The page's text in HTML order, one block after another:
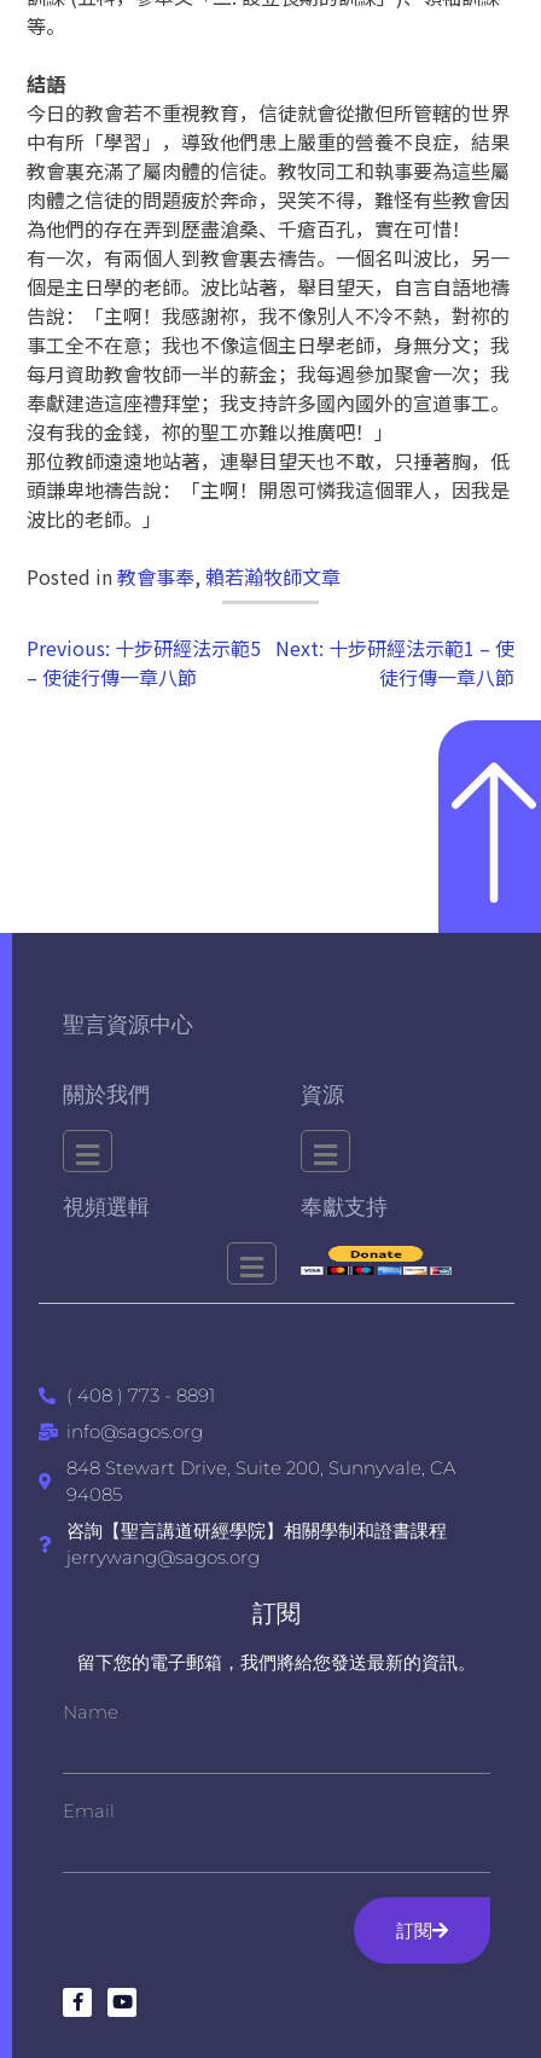
等。
結語
今日的教會若不重視教育，信徒就會從撒但所管轄的世界
中有所「學習」，導致他們患上嚴重的營養不良症，結果
教會裏充滿了屬肉體的信徒。教牧同工和執事要為這些屬
肉體之信徒的問題疲於奔命，哭笑不得，難怪有些教會因
為他們的存在弄到歷盡滄桑、千瘡百孔，實在可惜！
有一次，有兩個人到教會裏去禱告。一個名叫波比，另一
個是主日學的老師。波比站著，舉目望天，自言自語地禱
告說：「主啊！我感謝祢，我不像別人不冷不熱，對祢的
事工全不在意；我也不像這個主日學老師，身無分文；我
每月資助教會牧師一半的薪金；我每週參加聚會一次；我
奉獻建造這座禮拜堂；我支持許多國內國外的宣道事工。
沒有我的金錢，祢的聖工亦難以推廣吧！」
那位教師遠遠地站著，連舉目望天也不敢，只捶著胸，低
頭謙卑地禱告說：「主啊！開恩可憐我這個罪人，因我是
波比的老師。」
Posted in教會事奉, 賴若瀚牧師文章
Previous: 十步研經法示範5
– 使徒行傳一章八節
Next: 十步研經法示範1 – 使
徒行傳一章八節
聖言資源中心
關於我們 資源
視頻選輯 奉獻支持
( 408 ) 773 - 8891
info@sagos.org
848 Stewart Drive, Suite 200, Sunnyvale, CA
94085
咨詢【聖言講道研經學院】相關學制和證書課程
jerrywang@sagos.org
訂閱
留下您的電子郵箱，我們將給您發送最新的資訊。
Name
Email
訂閱